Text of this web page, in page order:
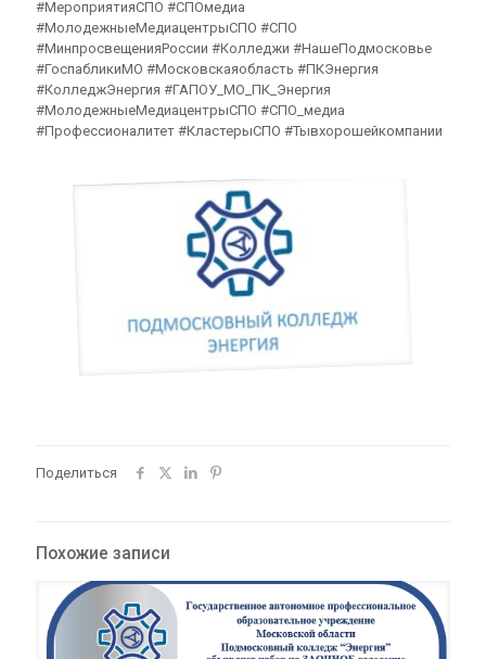
#МероприятияСПО #СПОмедиа
#МолодежныеМедиацентрыСПО #СПО
#МинпросвещенияРоссии #Колледжи #НашеПодмосковье
#ГоспабликиМО #Московскаяобласть #ПКЭнергия
#КолледжЭнергия #ГАПОУ_МО_ПК_Энергия
#МолодежныеМедиацентрыСПО #СПО_медиа
#Профессионалитет #КластерыСПО #Тывхорошейкомпании
Поделиться
Похожие записи